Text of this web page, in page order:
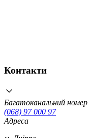
Контакти
Багатоканальний номер
(068) 97 000 97
Адреса